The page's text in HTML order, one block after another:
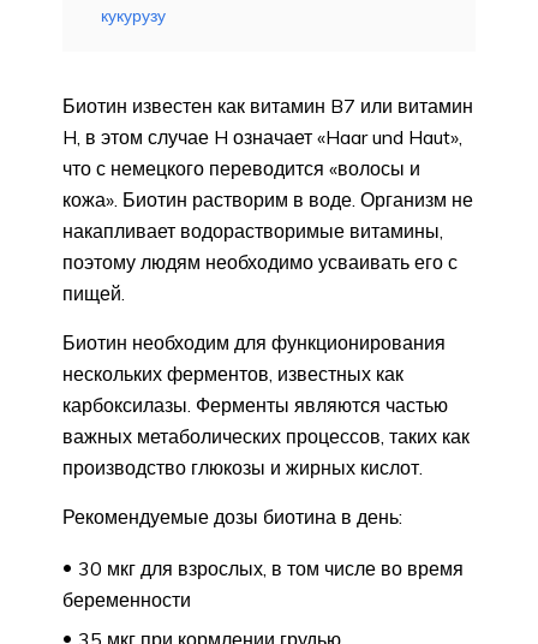
кукурузу
Биотин известен как витамин B7 или витамин
H, в этом случае H означает «Haar und Haut»,
что с немецкого переводится «волосы и
кожа». Биотин растворим в воде. Организм не
накапливает водорастворимые витамины,
поэтому людям необходимо усваивать его с
пищей.
Биотин необходим для функционирования
нескольких ферментов, известных как
карбоксилазы. Ферменты являются частью
важных метаболических процессов, таких как
производство глюкозы и жирных кислот.
Рекомендуемые дозы биотина в день:
30 мкг для взрослых, в том числе во время
беременности
35 мкг при кормлении грудью